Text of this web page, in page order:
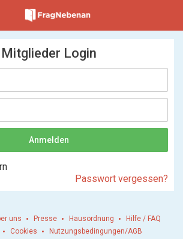
Mitglieder Login
Passwort vergessen?
uns Presse Hausordnung
Hilfe / FAQ
Cookies
Nutzungsbedingungen/AGB